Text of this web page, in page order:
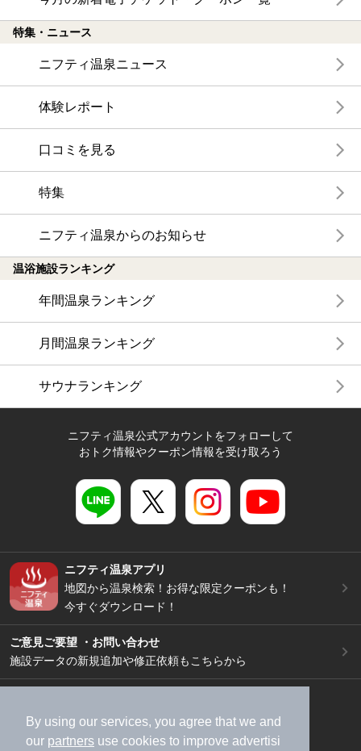
By using our services, you agree that we and
our partners use cookies to improve advertisi
特集・ニュース
ニフティ温泉ニュース
体験レポート
口コミを見る
特集
ニフティ温泉からのお知らせ
温浴施設ランキング
年間温泉ランキング
月間温泉ランキング
サウナランキング
ニフティ温泉公式アカウントをフォローして
おトク情報やクーポン情報を受け取ろう
ニフティ温泉アプリ
地図から温泉検索！お得な限定クーポンも！
今すぐダウンロード！
ご意見ご要望 ・お問い合わせ
施設データの新規追加や修正依頼もこちらから
加盟店募集（資料請求）
広告出稿のご案内
利用規約
ライフスタイルMEMBERS+規約